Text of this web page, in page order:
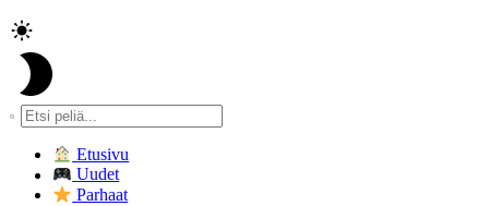
Etusivu
Uudet
Parhaat